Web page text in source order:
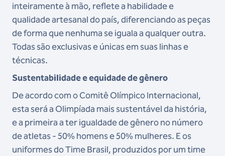
inteiramente à mão, reflete a habilidade e
qualidade artesanal do país, diferenciando as peças
de forma que nenhuma se iguala a qualquer outra.
Todas são exclusivas e únicas em suas linhas e
técnicas.
Sustentabilidade e equidade de gênero
De acordo com o Comitê Olímpico Internacional,
esta será a Olimpíada mais sustentável da história,
e a primeira a ter igualdade de gênero no número
de atletas - 50% homens e 50% mulheres. E os
uniformes do Time Brasil, produzidos por um time